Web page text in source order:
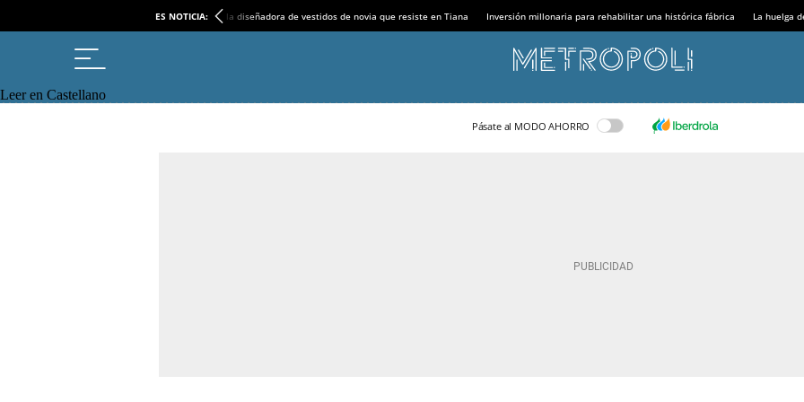
ES NOTICIA: la diseñadora de vestidos de novia que resiste en Tiana Inversión millonaria para rehabilitar una histórica fábrica La huelga
Leer en Castellano
Pásate al MODO AHORRO